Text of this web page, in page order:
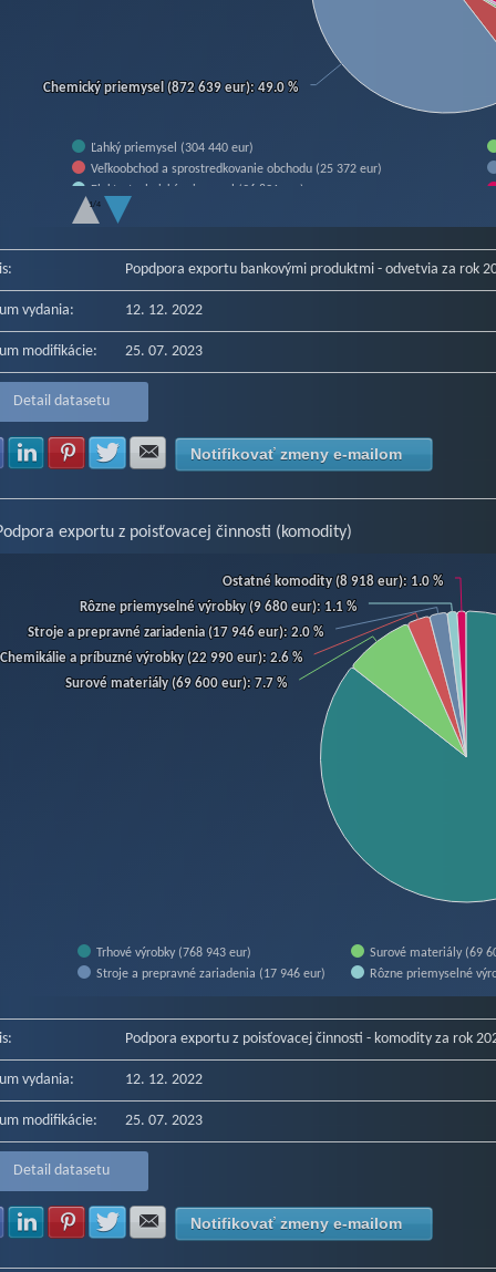
Chemický priemysel (872 639 eur): 49.0 %
Chemický priemysel (872 639 eur): 49.0 %
Ľahký priemysel (304 440 eur)
Veľkoobchod a sprostredkovanie obchodu (25 372 eur)
Elektrotechnický priemysel (96 831 eur)
Gumárenský priemysel (12 250 eur)
Strojársky priemysel (153 783 eur)
Potravinársky priemysel (1 375 eur)
1/4
Popdpora exportu bankovými produktmi - odvetvia za rok
vydania: 12. 12. 2022
modifikácie: 25. 07. 2023
Detail datasetu
Zdielať na Facebook
Zdielať na LinkedIn
Zdielať na Pinterest
Zdielať na Twitter
Zdielať na E-mail
Notifikovať zmeny e-mailom
exportu z poisťovacej činnosti (komodity)
with 6 slices.
as data table, Chart
Surové materiály (69 600 eur): 7.7 %
Surové materiály (69 600 eur): 7.7 %
Chemikálie a príbuzné výrobky (22 990 eur): 2.6 %
Chemikálie a príbuzné výrobky (22 990 eur): 2.6 %
Stroje a prepravné zariadenia (17 946 eur): 2.0 %
Stroje a prepravné zariadenia (17 946 eur): 2.0 %
Rôzne priemyselné výrobky (9 680 eur): 1.1 %
Rôzne priemyselné výrobky (9 680 eur): 1.1 %
Ostatné komodity (8 918 eur): 1.0 %
Ostatné komodity (8 918 eur): 1.0 %
Trhové výrobky (768 943 eur) Surové materiály (69
Stroje a prepravné zariadenia (17 946 eur)
Rôzne priemyselné
Podpora exportu z poisťovacej činnosti - komodity za rok
vydania: 12. 12. 2022
modifikácie: 25. 07. 2023
Detail datasetu
Zdielať na Facebook
Zdielať na LinkedIn
Zdielať na Pinterest
Zdielať na Twitter
Zdielať na E-mail
Notifikovať zmeny e-mailom